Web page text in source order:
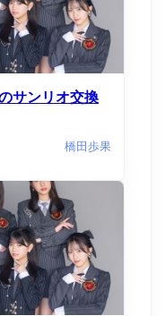
サンリオ交換
橋田歩果